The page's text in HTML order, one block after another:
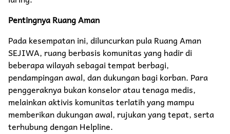
Pentingnya Ruang Aman
Pada kesempatan ini, diluncurkan pula Ruang Aman
SEJIWA, ruang berbasis komunitas yang hadir di
beberapa wilayah sebagai tempat berbagi,
pendampingan awal, dan dukungan bagi korban. Para
penggeraknya bukan konselor atau tenaga medis,
melainkan aktivis komunitas terlatih yang mampu
memberikan dukungan awal, rujukan yang tepat, serta
terhubung dengan Helpline.